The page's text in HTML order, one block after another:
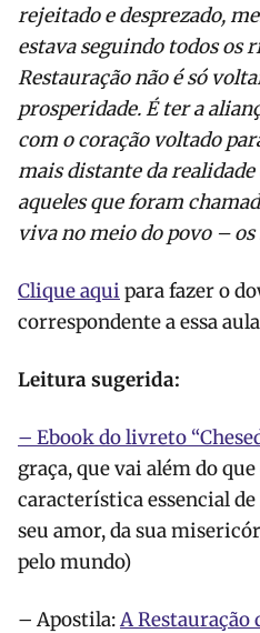
rejeitado e desprezado,
estava seguindo todos os
Restauração não é só
prosperidade. É ter a
com o coração voltado
mais distante da
aqueles que foram
viva no meio do povo – os
Clique aqui para fazer o
correspondente a essa
Leitura sugerida:
– Ebook do livreto
graça, que vai além do que
característica essencial de
seu amor, da sua
pelo mundo)
– Apostila:A Restauração